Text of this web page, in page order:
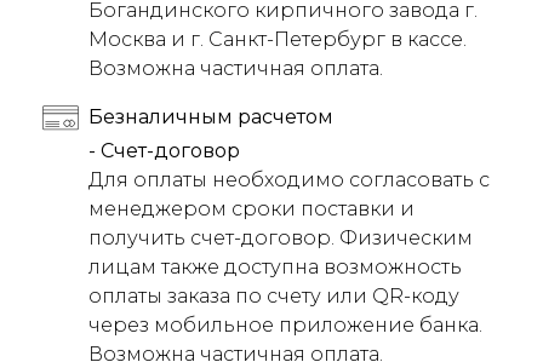
Богандинского кирпичного завода г.
Москва и г. Санкт-Петербург в кассе.
Возможна частичная оплата.
Безналичным расчетом
- Счет-договор
Для оплаты необходимо согласовать с
менеджером сроки поставки и
получить счет-договор. Физическим
лицам также доступна возможность
оплаты заказа по счету или QR-коду
через мобильное приложение банка.
Возможна частичная оплата.